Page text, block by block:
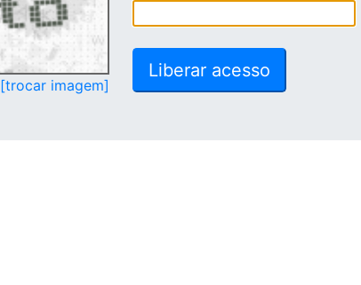
[trocar imagem]